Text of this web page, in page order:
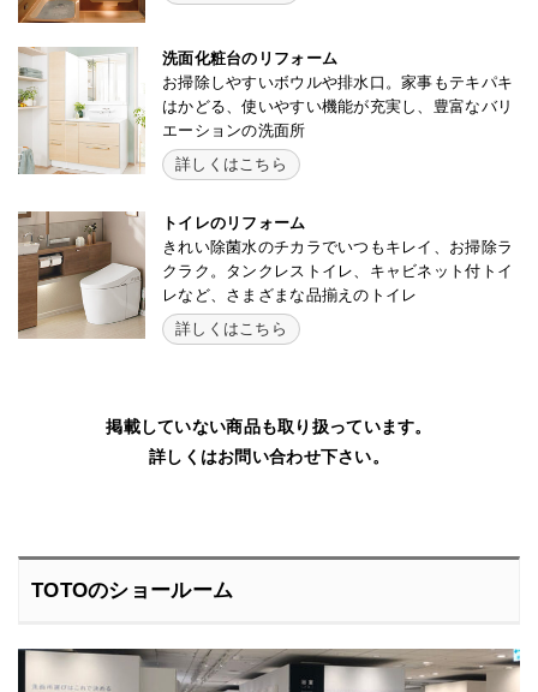
洗面化粧台のリフォーム
お掃除しやすいボウルや排水口。家事もテキパキ
はかどる、使いやすい機能が充実し、豊富なバリ
エーションの洗面所
詳しくはこちら
トイレのリフォーム
きれい除菌水のチカラでいつもキレイ、お掃除ラ
クラク。タンクレストイレ、キャビネット付トイ
レなど、さまざまな品揃えのトイレ
詳しくはこちら
掲載していない商品も取り扱っています。
詳しくはお問い合わせ下さい。
TOTOのショールーム